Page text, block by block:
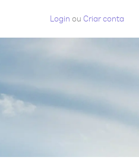
Login ou Criar conta